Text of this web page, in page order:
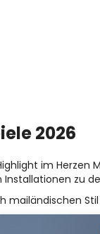
2026
im Herzen
zu
mailändischen